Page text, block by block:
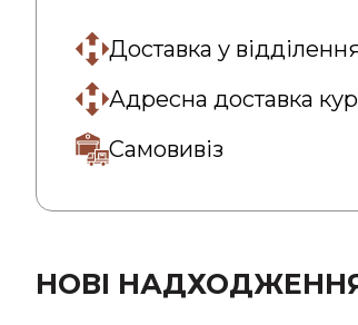
Доставка у
Адресна доставка
Самовивіз
НОВІ